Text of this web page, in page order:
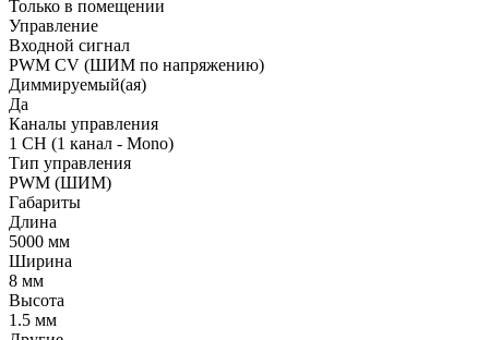
Только в помещении
Управление
Входной сигнал
PWM СV (ШИМ по напряжению)
Диммируемый(ая)
Да
Каналы управления
1 CH (1 канал - Mono)
Тип управления
PWM (ШИМ)
Габариты
Длина
5000 мм
Ширина
8 мм
Высота
1.5 мм